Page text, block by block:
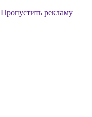
Пропустить рекламу